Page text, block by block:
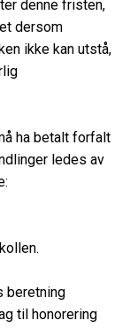
denne fristen,
dersom
ikke kan utstå,
ha betalt forfalt
ledes av
beretning
til honorering